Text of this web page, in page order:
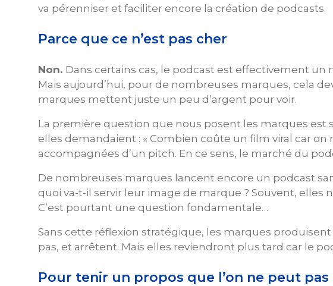
va pérenniser et faciliter encore la création de podcasts.
Parce que ce n’est pas cher
Non. Dans certains cas, le podcast est effectivement un
Mais aujourd’hui, pour de nombreuses marques, cela
marques mettent juste un peu d’argent pour voir.
La première question que nous posent les marques est
elles demandaient : « Combien coûte un film viral car on
accompagnées d’un pitch. En ce sens, le marché du
De nombreuses marques lancent encore un podcast
quoi va-t-il servir leur image de marque ? Souvent, elles
C’est pourtant une question fondamentale…
Sans cette réflexion stratégique, les marques
pas, et arrêtent. Mais elles reviendront plus tard car le
Pour tenir un propos que l’on ne peut